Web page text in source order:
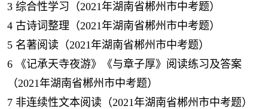
3 综合性学习（2021年湖南省郴州市中考题）
4 古诗词整理（2021年湖南省郴州市中考题）
5 名著阅读（2021年湖南省郴州市中考题）
6
《记承天寺夜游》《与章子厚》阅读练习及答案
（2021年湖南省郴州市中考题）
7 非连续性文本阅读（2021年湖南省郴州市中考题）